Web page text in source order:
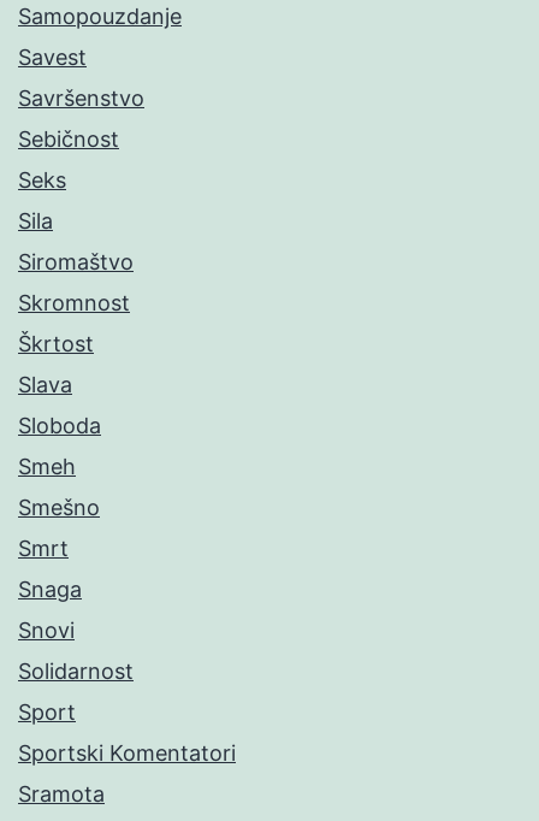
Samopouzdanje
Savest
Savršenstvo
Sebičnost
Seks
Sila
Siromaštvo
Skromnost
Škrtost
Slava
Sloboda
Smeh
Smešno
Smrt
Snaga
Snovi
Solidarnost
Sport
Sportski Komentatori
Sramota